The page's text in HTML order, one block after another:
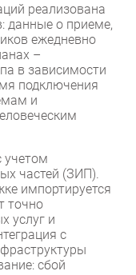
реализована
данные о приеме,
ежедневно
–
в зависимости
подключения
и
учетом
частей (ЗИП).
импортируется
точно
услуг и
с
сбой